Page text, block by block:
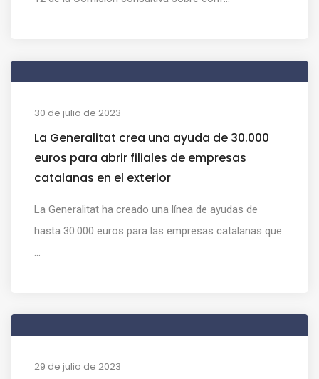
30 de julio de 2023
La Generalitat crea una ayuda de 30.000
euros para abrir filiales de empresas
catalanas en el exterior
La Generalitat ha creado una línea de ayudas de
hasta 30.000 euros para las empresas catalanas que
...
29 de julio de 2023